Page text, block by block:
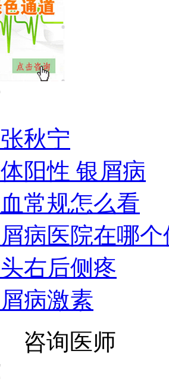
秋宁
阳性 银屑病
常规怎么看
病医院在哪
右后侧疼
病激素
咨询医师